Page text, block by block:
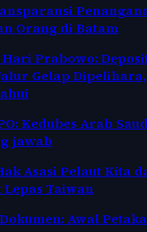
Orang di Batam
Hari Prabowo:
Gelap
Kedubes Arab
jawab
Asasi Pelaut Kita
Lepas Taiwan
Awal